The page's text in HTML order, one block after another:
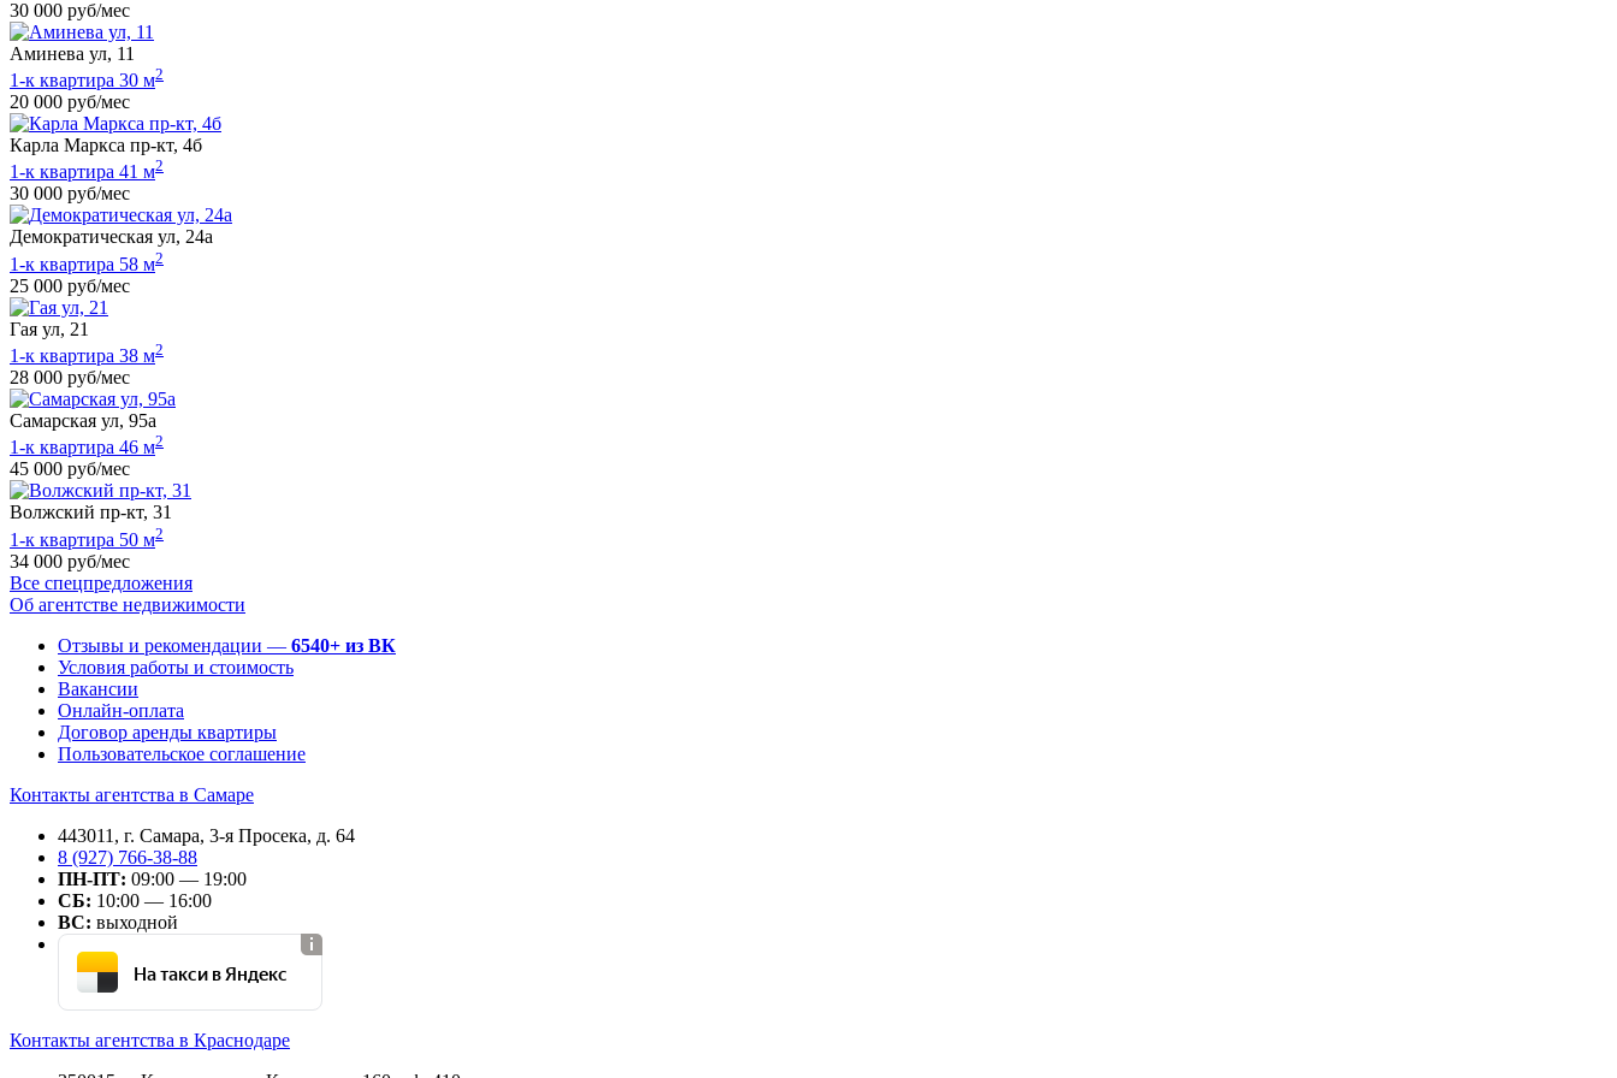
30 000 руб/мес
Аминева ул, 11
1-к квартира 30 м2
20 000 руб/мес
Карла Маркса пр-кт, 4б
1-к квартира 41 м2
30 000 руб/мес
Демократическая ул, 24а
1-к квартира 58 м2
25 000 руб/мес
Гая ул, 21
1-к квартира 38 м2
28 000 руб/мес
Самарская ул, 95а
1-к квартира 46 м2
45 000 руб/мес
Волжский пр-кт, 31
1-к квартира 50 м2
34 000 руб/мес
Все спецпредложения
Об агентстве недвижимости
Отзывы и рекомендации — 6540+ из ВК
Условия работы и стоимость
Вакансии
Онлайн-оплата
Договор аренды квартиры
Пользовательское соглашение
Контакты агентства в Самаре
443011, г. Самара, 3-я Просека, д. 64
8 (927) 766-38-88
ПН-ПТ: 09:00 — 19:00
СБ: 10:00 — 16:00
ВС: выходной
На такси в Яндекс
Контакты агентства в Краснодаре